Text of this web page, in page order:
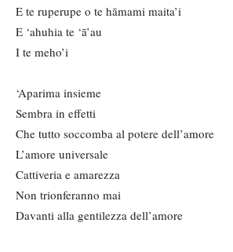
E te ruperupe o te hāmami maita’i
E ‘ahuhia te ‘ā’au
I te meho’i
‘Aparima insieme
Sembra in effetti
Che tutto soccomba al potere dell’amore
L’amore universale
Cattiveria e amarezza
Non trionferanno mai
Davanti alla gentilezza dell’amore